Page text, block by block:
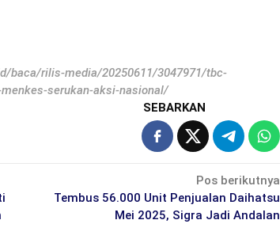
baca/rilis-media/20250611/3047971/tbc-
serukan-aksi-nasional/
SEBARKAN
Pos berikutnya
Tembus 56.000 Unit Penjualan Daihatsu
Mei 2025, Sigra Jadi Andalan